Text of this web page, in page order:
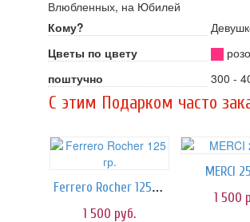
Влюбленных, на Юбилей
Кому?
Цветы по цвету
поштучно
300 -
C этим Подарком часто
Ferrero Rocher 125 гр.
1 500 руб.
MERCI
1 500